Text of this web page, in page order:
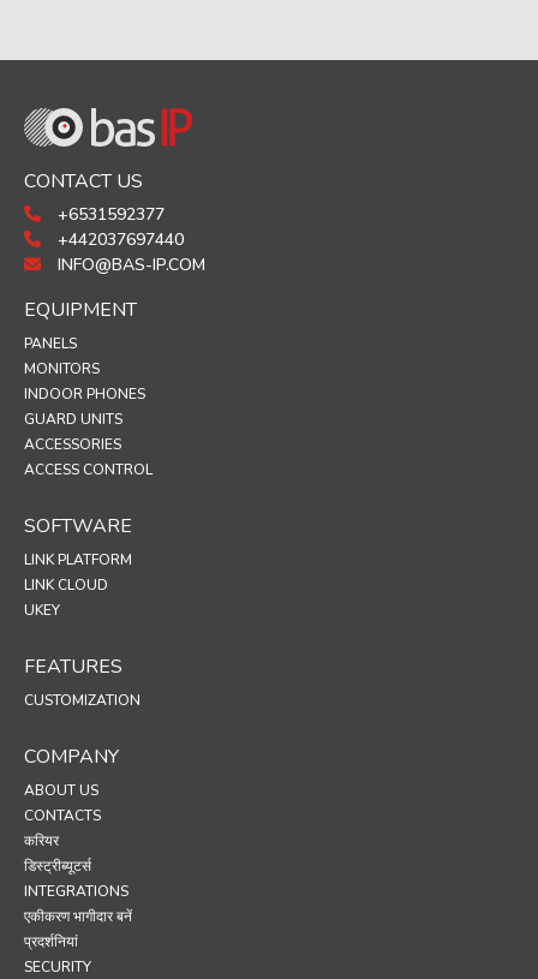
CONTACT US
+6531592377
+442037697440
INFO@BAS-IP.COM
EQUIPMENT
PANELS
MONITORS
INDOOR PHONES
GUARD UNITS
ACCESSORIES
ACCESS CONTROL
SOFTWARE
LINK PLATFORM
LINK CLOUD
UKEY
FEATURES
CUSTOMIZATION
COMPANY
ABOUT US
CONTACTS
करियर
डिस्ट्रीब्यूटर्स
INTEGRATIONS
एकीकरण भागीदार बनें
प्रदर्शनियां
SECURITY